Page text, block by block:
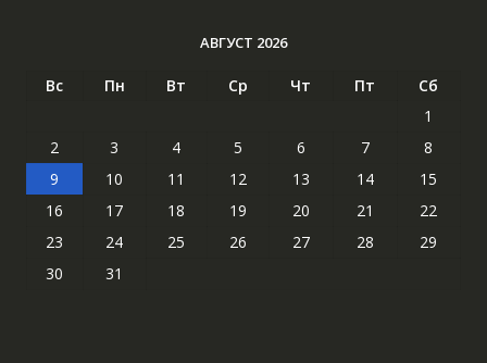
АВГУСТ 2026
Вс Пн Вт Ср Чт Пт
Сб
1
2
3 4 5 6 7
8
9
10 11 12 13 14
15
16
17 18 19 20 21
22
23
24 25 26 27 28
29
30
31